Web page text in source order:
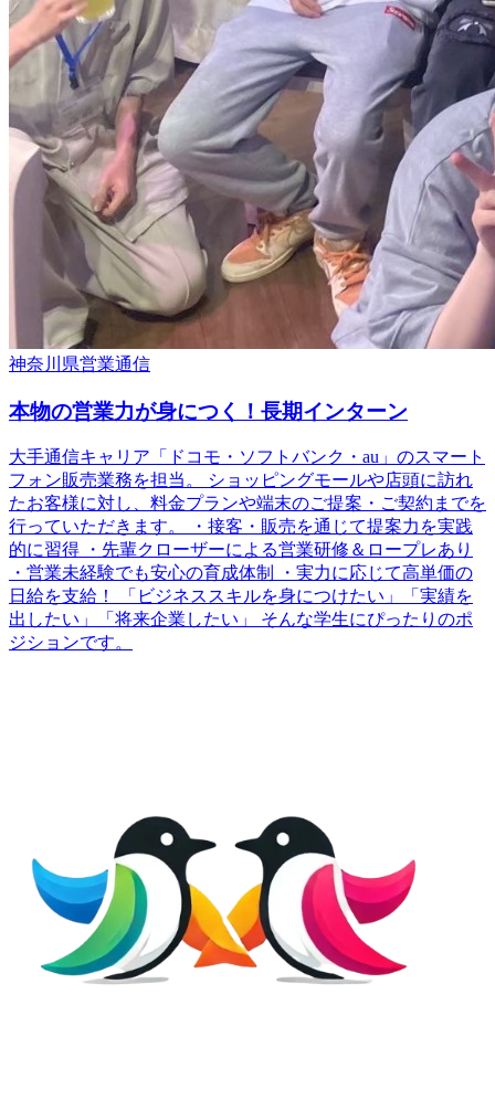
神奈川県営業通信
本物の営業力が身につく！長期インターン
大手通信キャリア「ドコモ・ソフトバンク・au」のスマート
フォン販売業務を担当。 ショッピングモールや店頭に訪れ
たお客様に対し、料金プランや端末のご提案・ご契約までを
行っていただきます。 ・接客・販売を通じて提案力を実践
的に習得 ・先輩クローザーによる営業研修＆ロープレあり
・営業未経験でも安心の育成体制 ・実力に応じて高単価の
日給を支給！ 「ビジネススキルを身につけたい」「実績を
出したい」「将来企業したい」 そんな学生にぴったりのポ
ジションです。